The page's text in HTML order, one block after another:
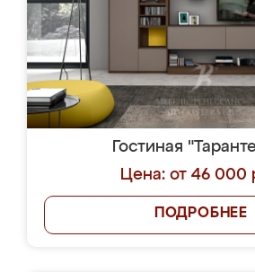
Гостиная
Цена: от 46 000
ПОДРОБНЕЕ